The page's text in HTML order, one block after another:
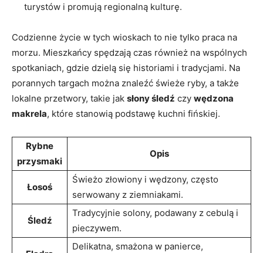
turystów i promują regionalną ⁤kulturę.
Codzienne życie w tych wioskach to nie tylko praca na
morzu. Mieszkańcy spędzają czas również na wspólnych
spotkaniach, gdzie dzielą się historiami i tradycjami. Na
porannych targach można znaleźć świeże ryby, a także
lokalne przetwory, takie jak słony śledź czy wędzona
makrela, które stanowią podstawę kuchni fińskiej.
Rybne
przysmaki
Opis
Łosoś
Świeżo złowiony i wędzony, często
serwowany z ⁤ziemniakami.
Śledź
Tradycyjnie solony, podawany z cebulą i
pieczywem.
Delikatna, smażona w panierce,